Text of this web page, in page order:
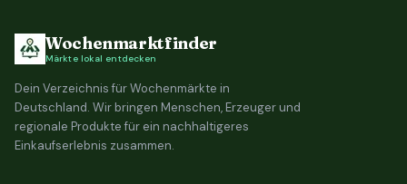
Wochenmarktfinder
Märkte lokal entdecken
Dein Verzeichnis für Wochenmärkte in
Deutschland. Wir bringen Menschen, Erzeuger und
regionale Produkte für ein nachhaltigeres
Einkaufserlebnis zusammen.